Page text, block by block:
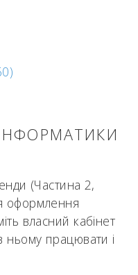
(Частина 2,
оформлення
власний кабінет
ньому працювати і